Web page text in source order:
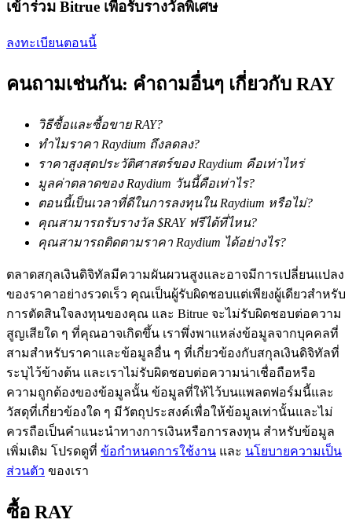
การลงทุนพิเศษสำหรับผู้ถือ BTR
เงินกู้
บริการยืมเงินที่ได้รับการสนับสนุนจาก Crypto
ลงทุนอัตโนมัติ
คว้าผลกำไรระยะยาวและผลประโยชน์ที่ยืดหยุ่น
เข้าร่วม Bitrue เพื่อรับรางวัลพิเศษ
ลงทะเบียนตอนนี้
คนถามเช่นกัน: คำถามอื่นๆ เกี่ยวกับ RAY
วิธีซื้อและซื้อขาย RAY?
ทำไมราคา Raydium ถึงลดลง?
ราคาสูงสุดประวัติศาสตร์ของ Raydium คือเท่าไหร่
มูลค่าตลาดของ Raydium วันนี้คือเท่าไร?
ตอนนี้เป็นเวลาที่ดีในการลงทุนใน Raydium หรือไม่?
คุณสามารถรับรางวัล $RAY ฟรีได้ที่ไหน?
คุณสามารถติดตามราคา Raydium ได้อย่างไร?
ตลาดสกุลเงินดิจิทัลมีความผันผวนสูงและอาจมีการเปลี่ยนแปลง
ของราคาอย่างรวดเร็ว คุณเป็นผู้รับผิดชอบแต่เพียงผู้เดียวสำหรับ
การตัดสินใจลงทุนของคุณ และ Bitrue จะไม่รับผิดชอบต่อความ
สูญเสียใด ๆ ที่คุณอาจเกิดขึ้น เราพึ่งพาแหล่งข้อมูลจากบุคคลที่
สามสำหรับราคาและข้อมูลอื่น ๆ ที่เกี่ยวข้องกับสกุลเงินดิจิทัลที่
ระบุไว้ข้างต้น และเราไม่รับผิดชอบต่อความน่าเชื่อถือหรือ
ความถูกต้องของข้อมูลนั้น ข้อมูลที่ให้ไว้บนแพลตฟอร์มนี้และ
วัสดุที่เกี่ยวข้องใด ๆ มีวัตถุประสงค์เพื่อให้ข้อมูลเท่านั้นและไม่
ควรถือเป็นคำแนะนำทางการเงินหรือการลงทุน สำหรับข้อมูล
เพิ่มเติม โปรดดูที่ ข้อกำหนดการใช้งาน และ นโยบายความเป็น
ส่วนตัว ของเรา
ซื้อ RAY